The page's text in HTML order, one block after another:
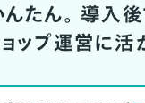
たん。 導入後
ップ運営に活